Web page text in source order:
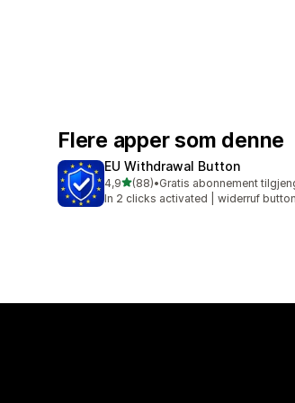
Flere apper som denne
EU Withdrawal Button
4,9av 5 stjerner
(88)
Totalt 88 omtaler
•Gratis abonnement
In 2 clicks activated | widerruf